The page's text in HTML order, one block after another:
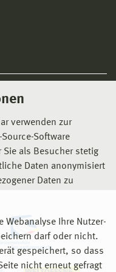
verwenden zur
Software
als Besucher stetig
Daten anonymisiert
Daten zu
Ihre Nutzer-
darf oder nicht.
gespeichert, so dass
nicht erneut gefragt